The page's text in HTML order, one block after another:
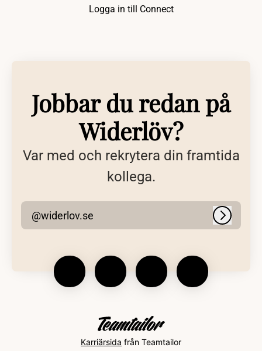
Logga in till Connect
Jobbar du redan på
Widerlöv?
Var med och rekrytera din framtida
kollega.
@widerlov.se Logga in
Karriärsida från Teamtailor